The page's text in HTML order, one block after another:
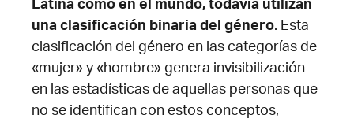
Latina como en el mundo, todavía utilizan
una clasificación binaria del género. Esta
clasificación del género en las categorías de
«mujer» y «hombre» genera invisibilización
en las estadísticas de aquellas personas que
no se identifican con estos conceptos,